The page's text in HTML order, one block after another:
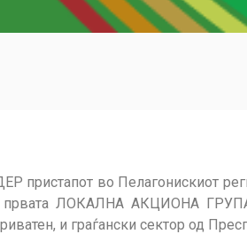
пристапот во Пелагонискиот
првата ЛОКАЛНА АКЦИОНА
и граѓански сектор од